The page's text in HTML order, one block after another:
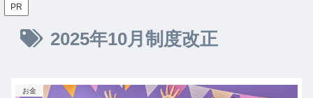
PR
2025年10月制度改正
お金